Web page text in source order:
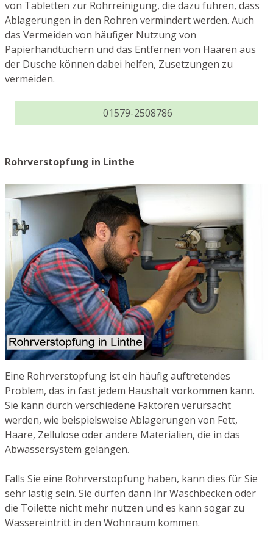
von Tabletten zur Rohrreinigung, die dazu führen, dass
Ablagerungen in den Rohren vermindert werden. Auch
das Vermeiden von häufiger Nutzung von
Papierhandtüchern und das Entfernen von Haaren aus
der Dusche können dabei helfen, Zusetzungen zu
vermeiden.
01579-2508786
Rohrverstopfung in Linthe
Eine Rohrverstopfung ist ein häufig auftretendes
Problem, das in fast jedem Haushalt vorkommen kann.
Sie kann durch verschiedene Faktoren verursacht
werden, wie beispielsweise Ablagerungen von Fett,
Haare, Zellulose oder andere Materialien, die in das
Abwassersystem gelangen.
Falls Sie eine Rohrverstopfung haben, kann dies für Sie
sehr lästig sein. Sie dürfen dann Ihr Waschbecken oder
die Toilette nicht mehr nutzen und es kann sogar zu
Wassereintritt in den Wohnraum kommen.